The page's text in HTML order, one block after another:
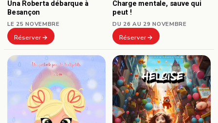
Una Roberta débarque à
Besançon
LE 25 NOVEMBRE
Réserver
Charge mentale, sauve qui
peut !
DU 26 AU 29 NOVEMBRE
Réserver